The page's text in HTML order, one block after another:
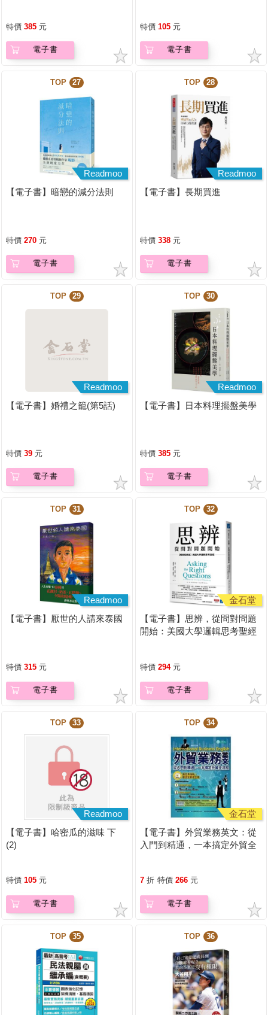
特價 385 元
電子書
特價 105 元
電子書
TOP 27
Readmoo
【電子書】暗戀的減分法則
特價 270 元
電子書
TOP 28
Readmoo
【電子書】長期買進
特價 338 元
電子書
TOP 29
Readmoo
【電子書】婚禮之籠(第5話)
特價 39 元
電子書
TOP 30
Readmoo
【電子書】日本料理擺盤美學
特價 385 元
電子書
TOP 31
Readmoo
【電子書】厭世的人請來泰國
特價 315 元
電子書
TOP 32
金石堂
【電子書】思辨，從問對問題
開始：美國大學邏輯思考聖經
特價 294 元
電子書
TOP 33
Readmoo
【電子書】哈密瓜的滋味 下
(2)
特價 105 元
電子書
TOP 34
金石堂
【電子書】外貿業務英文：從
入門到精通，一本搞定外貿全
7 折 特價 266 元
電子書
TOP 35 TOP 36